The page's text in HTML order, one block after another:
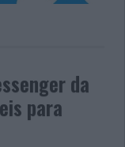
da
para